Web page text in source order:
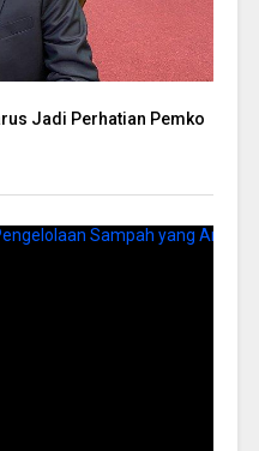
Jadi Perhatian Pemko